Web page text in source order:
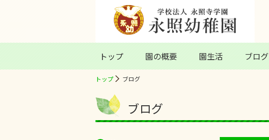
トップ 園の概要 園生活 ブログ
トップ ブログ
ブログ